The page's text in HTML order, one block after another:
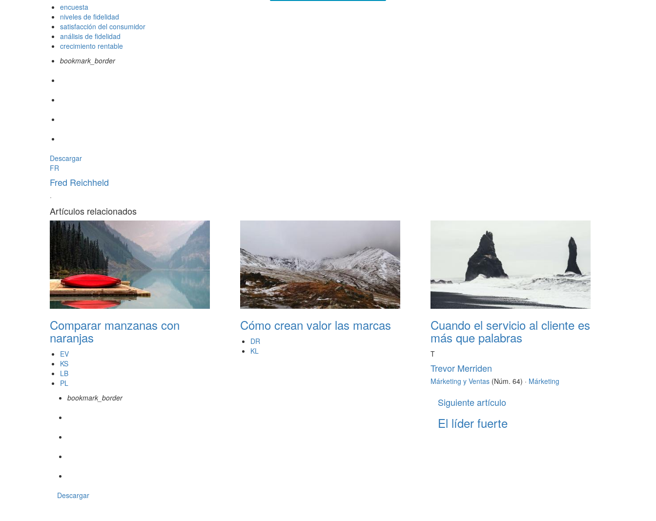
encuesta
niveles de fidelidad
satisfacción del consumidor
análisis de fidelidad
crecimiento rentable
bookmark_border
Descargar
FR
Fred Reichheld
·
Artículos relacionados
Comparar manzanas con
naranjas
EV
KS
LB
PL
Cómo crean valor las marcas
DR
KL
Cuando el servicio al cliente es
más que palabras
T
Trevor Merriden
Márketing y Ventas (Núm. 64) · Márketing
bookmark_border
Descargar
Siguiente artículo
El líder fuerte